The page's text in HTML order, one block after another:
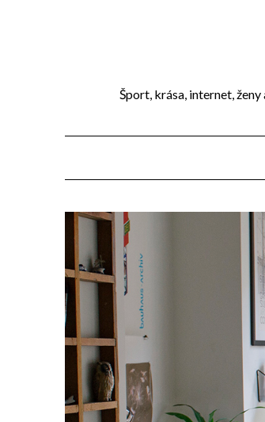
Šport, krása, internet,